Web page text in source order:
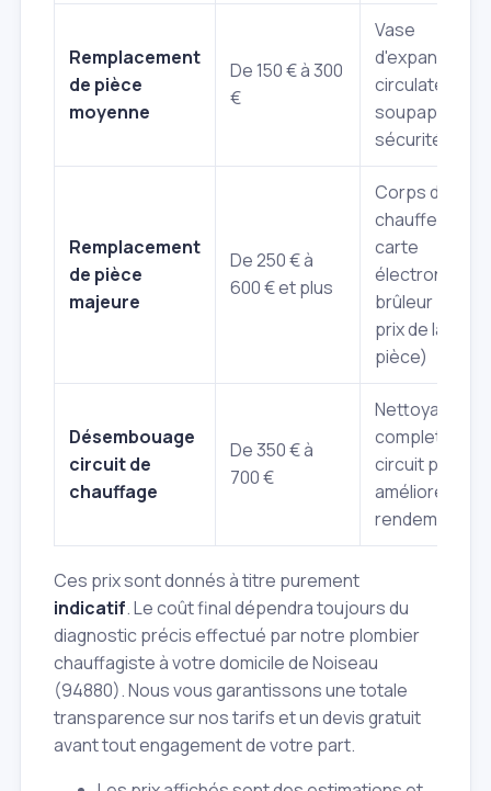
Remplacement
de pièce
moyenne
De 150 € à 300
€
Vase
d'expansion,
circulateur,
soupape de
sécurité
Remplacement
de pièce
majeure
De 250 € à
600 € et plus
Corps de
chauffe,
carte
électronique,
brûleur (hors
prix de la
pièce)
Désembouage
circuit de
chauffage
De 350 € à
700 €
Nettoyage
complet du
circuit pour
améliorer le
rendement
Ces prix sont donnés à titre purement
indicatif. Le coût final dépendra toujours du
diagnostic précis effectué par notre plombier
chauffagiste à votre domicile de Noiseau
(94880). Nous vous garantissons une totale
transparence sur nos tarifs et un devis gratuit
avant tout engagement de votre part.